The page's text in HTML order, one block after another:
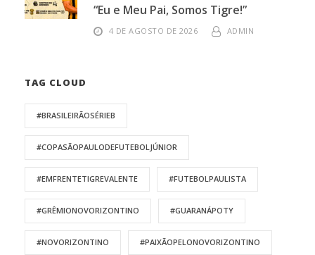
“Eu e Meu Pai, Somos Tigre!”
4 DE AGOSTO DE 2026 ADMIN
TAG CLOUD
#BRASILEIRÃOSÉRIEB
#COPASÃOPAULODEFUTEBOLJÚNIOR
#EMFRENTETIGREVALENTE #FUTEBOLPAULISTA
#GRÊMIONOVORIZONTINO #GUARANÁPOTY
#NOVORIZONTINO #PAIXÃOPELONOVORIZONTINO